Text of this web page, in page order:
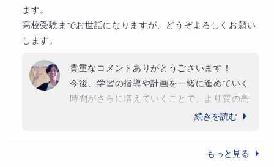
何か打ち込んでいるものがあれば、ぜひ体験授業や事
前アンケートの際にお聞かせください♪
りなどに費やすのも好きで、現在はYouTubeでの学習
動画の配信準備を進めています。
を信じながら、周りのことよりも目の前の問
嬉しい限りです☆
この中学受験で培った集中力や論理的思考
力などを活かし、これからも「考える努力」
をぜひ続けてほしいと思います。お母様も
私は中学生向けには、数学に加えて「英
語」の指導もしておりますので、今後もサポ
ます。
高校受験までお世話になりますが、どうぞよろしくお願い
します。
貴重なコメントありがとうございます！
今後、学習の指導や計画を一緒に進めていく
時間がさらに増えていくことで、より質の高
いパフォーマンスを発揮することが期待でき
生徒様ご本人が望む成果まで辿り着き、その
過程に対する自信も持てるよう、引き続き全
続きを読む
もっと見る